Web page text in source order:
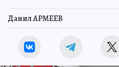
Данил АРМЕЕВ